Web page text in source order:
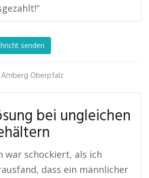
senden
Amberg Oberpfalz
bei ungleichen
war schockiert, als ich
dass ein männlicher